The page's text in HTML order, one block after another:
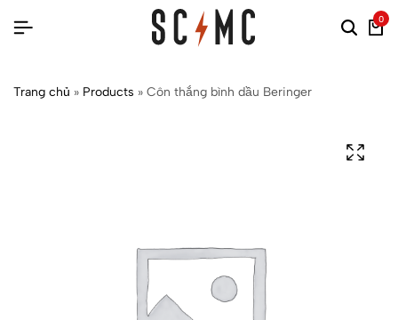
0
Trang chủ » Products » Côn thắng bình dầu Beringer